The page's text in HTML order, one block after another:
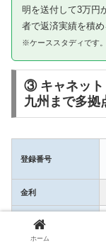
明を送付して3万円
者で返済実績を積
※ケーススタディです
③ キャネット
九州まで多拠
登録番号
金利
融資額
ホーム